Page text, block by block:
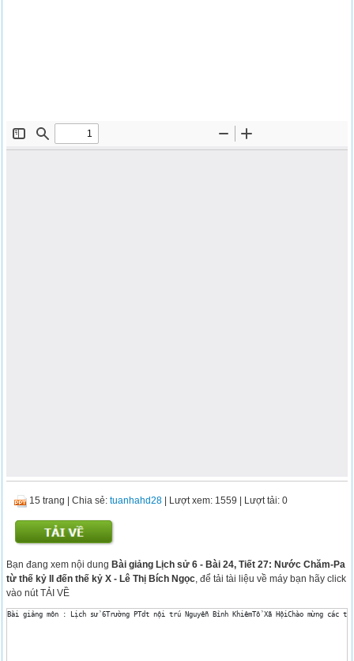
15 trang |Chia sẻ:tuanhahd28 | Lượt xem: 1559 | Lượt tải: 0
Bạn đang xem nội dungBài giảng Lịch sử 6 - Bài 24, Tiết 27: Nước Chăm-Pa
từ thế kỷ II đến thế kỷ X - Lê Thị Bích Ngọc , để tải tài liệu về máy bạn hãy click
vào nút TẢI VỀ
Bài giảng môn : Lịch sử 6Trường PTdt nội trú Nguyễn Bỉnh KhiêmTổ Xã HộiChào mừng